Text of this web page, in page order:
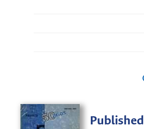
Published